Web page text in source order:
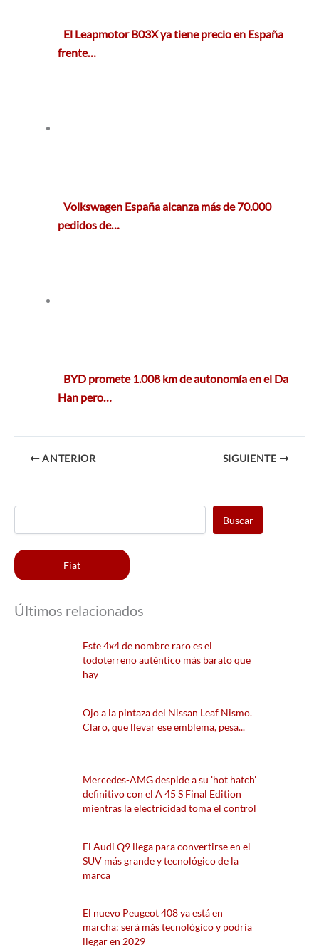
El Leapmotor B03X ya tiene precio en España
frente…
Volkswagen España alcanza más de 70.000
pedidos de…
BYD promete 1.008 km de autonomía en el Da
Han pero…
ANTERIOR SIGUIENTE
Buscar
Fiat
Últimos relacionados
Este 4x4 de nombre raro es el
todoterreno auténtico más barato que
hay
Ojo a la pintaza del Nissan Leaf Nismo.
Claro, que llevar ese emblema, pesa...
Mercedes-AMG despide a su 'hot hatch'
definitivo con el A 45 S Final Edition
mientras la electricidad toma el control
El Audi Q9 llega para convertirse en el
SUV más grande y tecnológico de la
marca
El nuevo Peugeot 408 ya está en
marcha: será más tecnológico y podría
llegar en 2029